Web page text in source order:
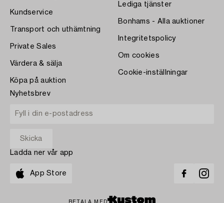
Kundservice
Transport och uthämtning
Private Sales
Värdera & sälja
Köpa på auktion
Lediga tjänster
Bonhams - Alla auktioner
Integritetspolicy
Om cookies
Cookie-inställningar
Nyhetsbrev
Ladda ner vår app
App Store